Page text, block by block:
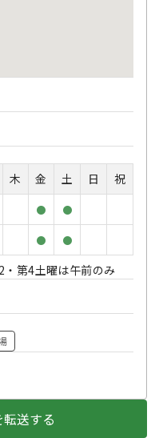
木 金 土 日
祝
● ●
● ●
第4土曜は午前のみ
送する